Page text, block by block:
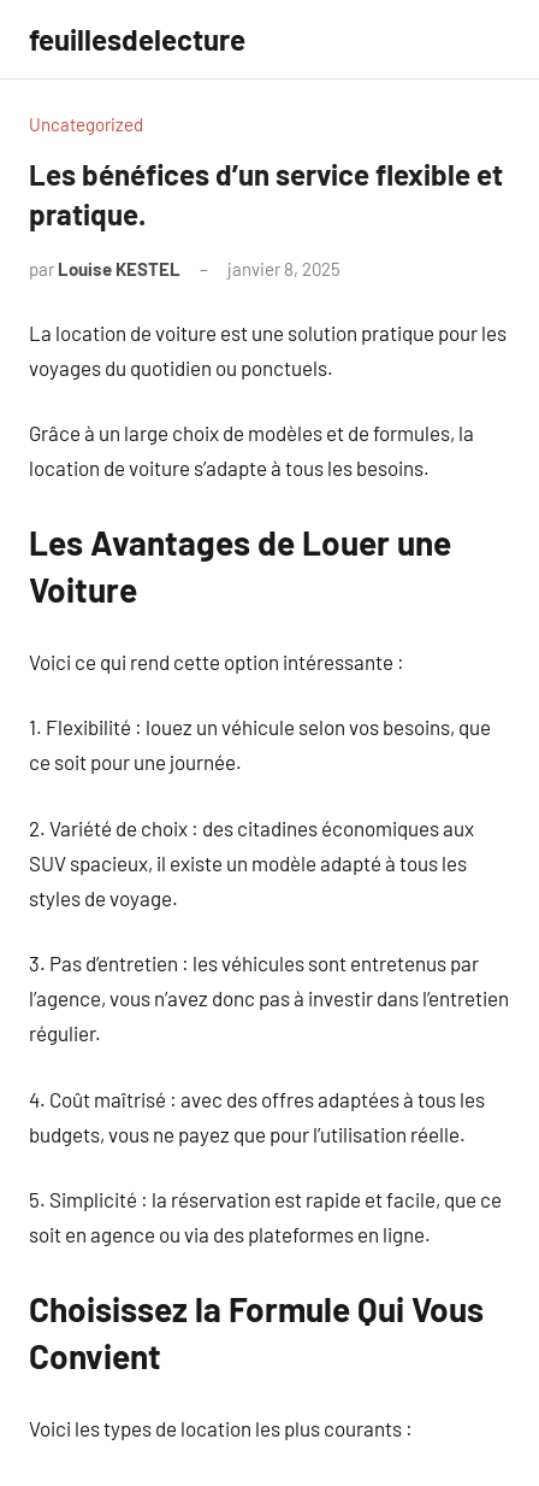
contenu
feuillesdelecture
Uncategorized
Les bénéfices d’un service flexible et
pratique.
par Louise KESTEL janvier 8, 2025
La location de voiture est une solution pratique pour les
voyages du quotidien ou ponctuels.
Grâce à un large choix de modèles et de formules, la
location de voiture s’adapte à tous les besoins.
Les Avantages de Louer une
Voiture
Voici ce qui rend cette option intéressante :
1. Flexibilité : louez un véhicule selon vos besoins, que
ce soit pour une journée.
2. Variété de choix : des citadines économiques aux
SUV spacieux, il existe un modèle adapté à tous les
styles de voyage.
3. Pas d’entretien : les véhicules sont entretenus par
l’agence, vous n’avez donc pas à investir dans l’entretien
régulier.
4. Coût maîtrisé : avec des offres adaptées à tous les
budgets, vous ne payez que pour l’utilisation réelle.
5. Simplicité : la réservation est rapide et facile, que ce
soit en agence ou via des plateformes en ligne.
Choisissez la Formule Qui Vous
Convient
Voici les types de location les plus courants :